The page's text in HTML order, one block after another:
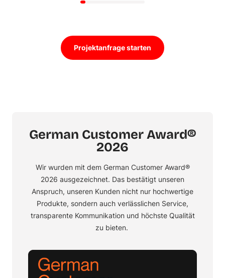
Projektanfrage starten
German Customer Award®
2026
Wir wurden mit dem German Customer Award®
2026 ausgezeichnet. Das bestätigt unseren
Anspruch, unseren Kunden nicht nur hochwertige
Produkte, sondern auch verlässlichen Service,
transparente Kommunikation und höchste Qualität
zu bieten.